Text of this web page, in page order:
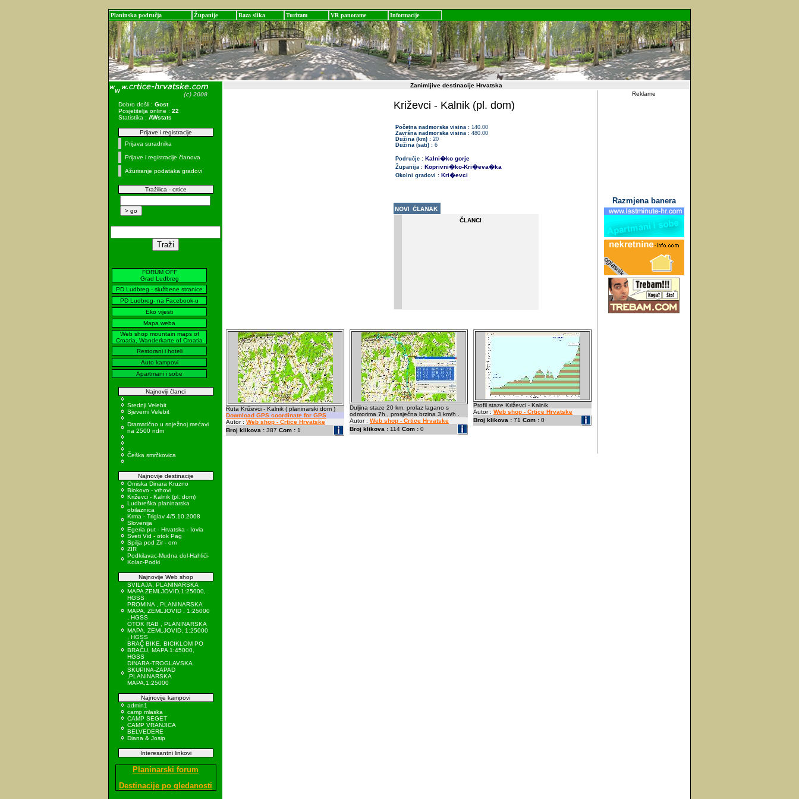
Planinska područja Županije Baza slika Turizam VR panorame Informacije
Dobro došli : Gost
Posjetitelja online : 22
Statistika : AWstats
Prijave i registracije
Prijava suradnika
Prijave i registracije članova
Ažuriranje podataka gradovi
Tražilica - crtice
FORUM OFF
Grad Ludbreg
PD Ludbreg - službene stranice
PD Ludbreg- na Facebook-u
Eko vijesti
Mapa weba
Web shop mountain maps of
Croatia, Wanderkarte of Croatia
Restorani i hoteli
Auto kampovi
Apartmani i sobe
Najnoviji članci
Srednji Velebit
Sjeverni Velebit
Dramatično u snježnoj mećavi
na 2500 ndm
Češka smrčkovica
Najnovije destinacije
Omiska Dinara Kruzno
Biokovo - vrhovi
Križevci - Kalnik (pl. dom)
Ludbreška planinarska
obilaznica
Krma - Triglav 4/5.10.2008
Slovenija
Egeria put - Hrvatska - Iovia
Sveti Vid - otok Pag
Spilja pod Zir - om
ZIR
Podkilavac-Mudna dol-Hahlići-
Kolac-Podki
Najnovije Web shop
SVILAJA, PLANINARSKA
MAPA ZEMLJOVID,1:25000,
HGSS
PROMINA , PLANINARSKA
MAPA, ZEMLJOVID , 1:25000
, HGSS
OTOK RAB , PLANINARSKA
MAPA, ZEMLJOVID, 1:25000
, HGSS
BRAČ BIKE, BICIKLOM PO
BRAČU, MAPA 1:45000,
HGSS
DINARA-TROGLAVSKA
SKUPINA-ZAPAD
,PLANINARSKA
MAPA,1:25000
Najnovije kampovi
admin1
camp mlaska
CAMP SEGET
CAMP VRANJICA
BELVEDERE
Diana & Josip
Interesantni linkovi
Planinarski forum
Destinacije po gledanosti
Zanimljive destinacije Hrvatska
Križevci - Kalnik (pl. dom)
Početna nadmorska visina : 140.00
Završna nadmorska visina : 480.00
Dužina (km) : 20
Dužina (sati) : 6
Područje : Kalni�ko gorje
Županija : Koprivni�ko-Kri�eva�ka
Okolni gradovi : Kri�evci
ČLANCI
Ruta Križevci - Kalnik ( planinarski dom )
Download GPS coordinate for GPS
Autor : Web shop - Crtice Hrvatske
Broj klikova : 387 Com : 1
Duljina staze 20 km, prolaz lagano s
odmorima 7h , prosječna brzina 3 km/h .
Autor : Web shop - Crtice Hrvatske
Broj klikova : 114 Com : 0
Profil staze Križevci - Kalnik
Autor : Web shop - Crtice Hrvatske
Broj klikova : 71 Com : 0
Reklame
Razmjena banera